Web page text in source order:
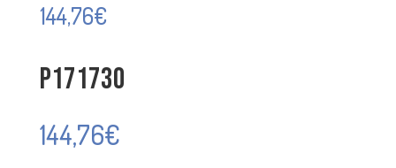
144,76€
P171730
144,76€